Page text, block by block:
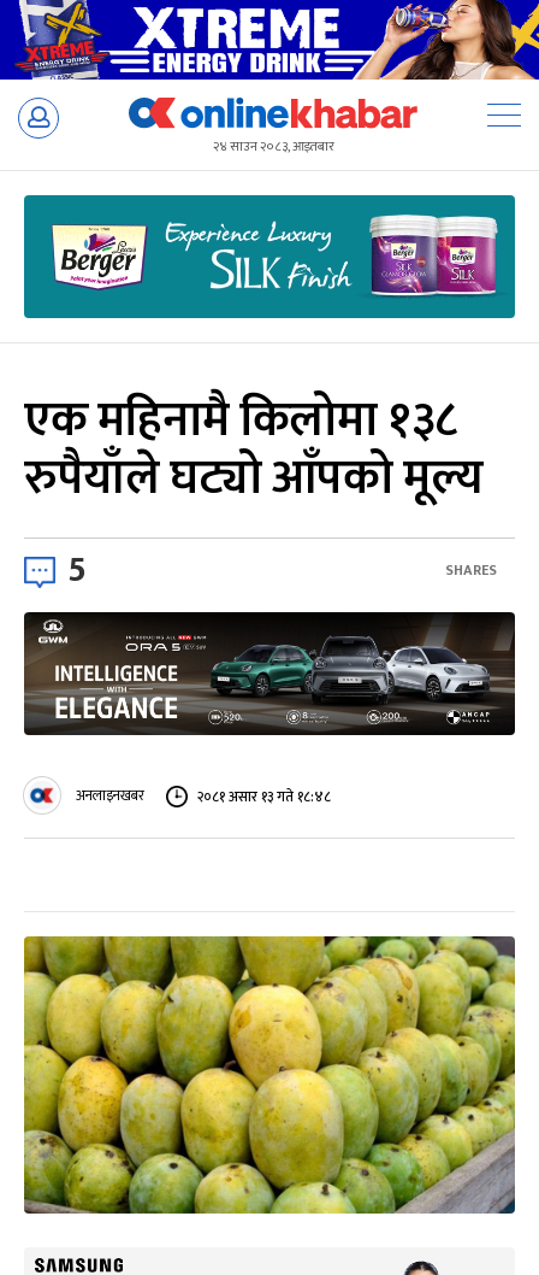
Skip
२४ साउन २०८३, आइतबार
एक महिनामै किलोमा १३८
रुपैयाँले घट्यो आँपको मूल्य
5 SHARES
अनलाइनखबर २०८१ असार १३ गते १८:४८